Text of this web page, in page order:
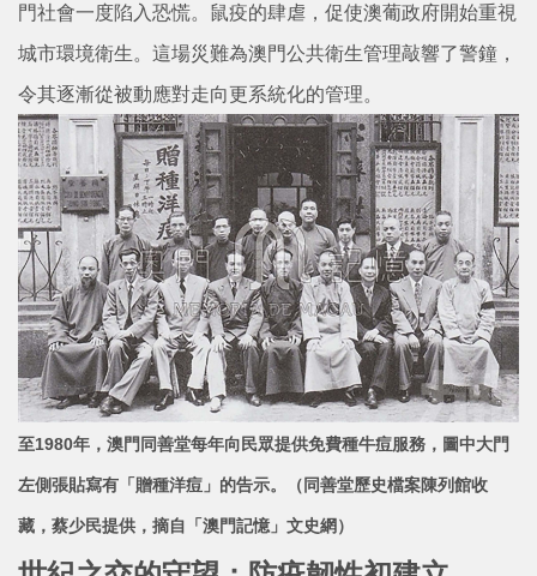
門社會一度陷入恐慌。鼠疫的肆虐，促使澳葡政府開始重視
城市環境衛生。這場災難為澳門公共衛生管理敲響了警鐘，
令其逐漸從被動應對走向更系統化的管理。
至1980年，澳門同善堂每年向民眾提供免費種牛痘服務，圖中大門
左側張貼寫有「贈種洋痘」的告示。 （同善堂歷史檔案陳列館收
藏，蔡少民提供，摘自「澳門記憶」文史網）